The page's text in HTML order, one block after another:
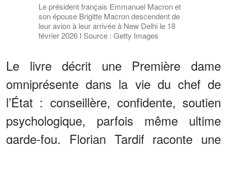
Le président français Emmanuel Macron et
son épouse Brigitte Macron descendent de
leur avion à leur arrivée à New Delhi le 18
février 2026 I Source : Getty Images
Le livre décrit une Première dame
omniprésente dans la vie du chef de
l’État : conseillère, confidente, soutien
psychologique, parfois même ultime
garde-fou. Florian Tardif raconte une